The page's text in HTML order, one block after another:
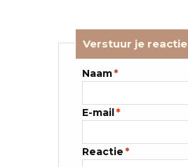
Verstuur je reactie
Naam*
E-mail*
Reactie *